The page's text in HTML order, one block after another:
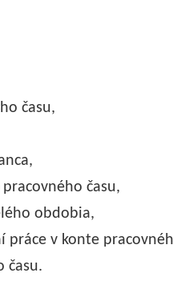
času,
času,
obdobia,
v konte
času.